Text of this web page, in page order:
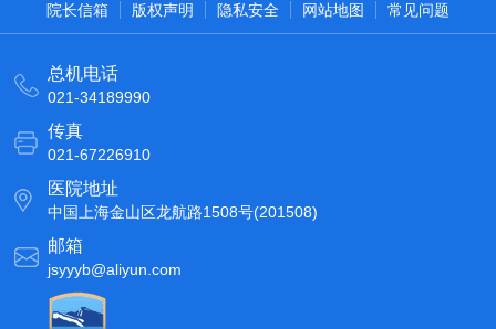
院长信箱 版权声明 隐私安全 网站地图 常见问题
总机电话
021-34189990
传真
021-67226910
医院地址
中国上海金山区龙航路1508号(201508)
邮箱
jsyyyb@aliyun.com